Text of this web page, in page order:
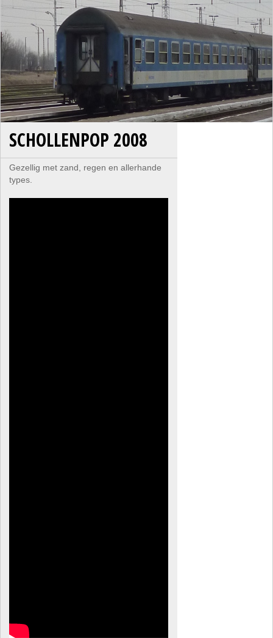
SCHOLLENPOP 2008
Gezellig met zand, regen en allerhande
types.